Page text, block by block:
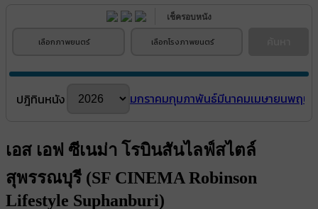
เช็ครอบหนัง
เลือกภาพยนตร์ เลือกโรงภาพยนตร์
ปฎิทินหนัง มกราคมกุมภาพันธ์มีนาคมเมษายนพฤษ
เอส เอฟ ซีเนม่า โรบินสันไลฟ์สไตล์
สุพรรณบุรี (SF CINEMA Robinson
Lifestyle Suphanburi)